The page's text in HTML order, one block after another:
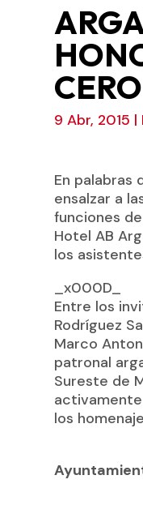
9 Abr, 2015 |
En palabras
ensalzar a
funciones
Hotel AB
los
_x000D_
Entre los
Rodríguez
Marco
patronal
Sureste de
los